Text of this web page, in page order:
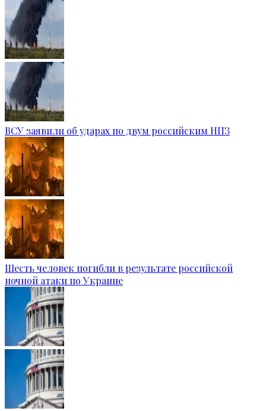
ВСУ заявили об ударах по двум российским НПЗ
Шесть человек погибли в результате российской
ночной атаки по Украине